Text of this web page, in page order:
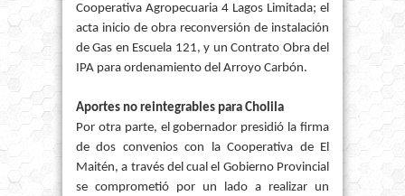
Cooperativa Agropecuaria 4 Lagos Limitada; el
acta inicio de obra reconversión de instalación
de Gas en Escuela 121, y un Contrato Obra del
IPA para ordenamiento del Arroyo Carbón.
Aportes no reintegrables para Cholila
Por otra parte, el gobernador presidió la firma
de dos convenios con la Cooperativa de El
Maitén, a través del cual el Gobierno Provincial
se comprometió por un lado a realizar un